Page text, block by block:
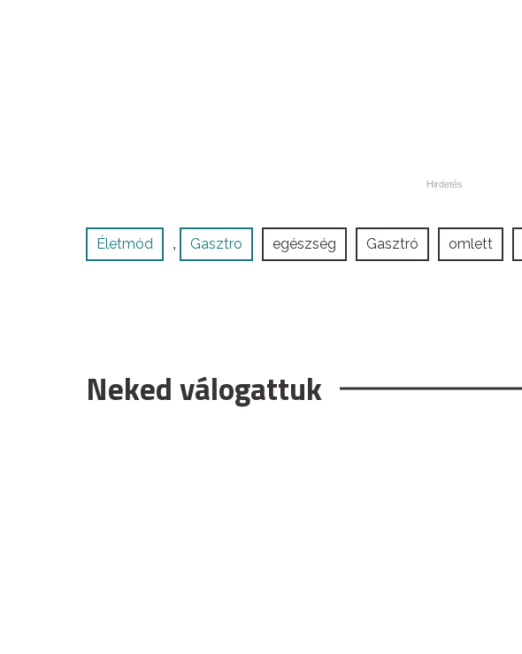
Életmód , Gasztro egészség Gasztró omlett
Neked válogattuk